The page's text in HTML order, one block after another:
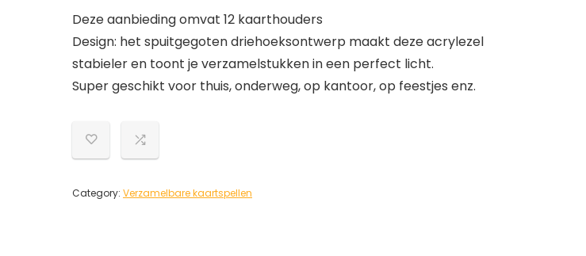
Deze aanbieding omvat 12 kaarthouders
Design: het spuitgegoten driehoeksontwerp maakt deze acrylezel
stabieler en toont je verzamelstukken in een perfect licht.
Super geschikt voor thuis, onderweg, op kantoor, op feestjes enz.
Category: Verzamelbare kaartspellen